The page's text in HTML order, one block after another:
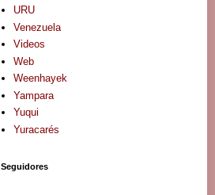
URU
Venezuela
Videos
Web
Weenhayek
Yampara
Yuqui
Yuracarés
Seguidores